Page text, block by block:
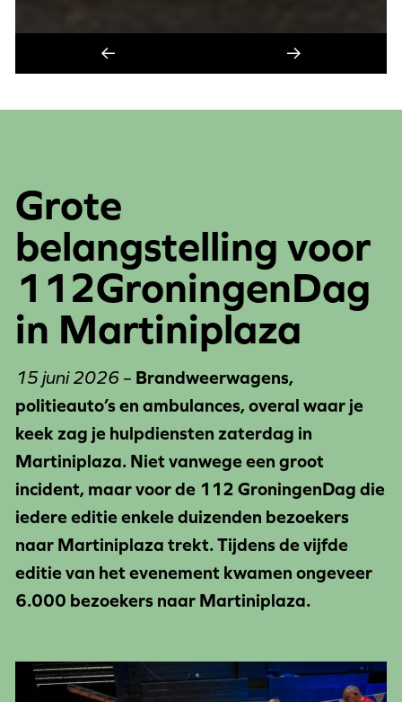
Grote
belangstelling voor
112GroningenDag
in Martiniplaza
15 juni 2026– Brandweerwagens,
politieauto’s en ambulances, overal waar je
keek zag je hulpdiensten zaterdag in
Martiniplaza. Niet vanwege een groot
incident, maar voor de 112 GroningenDag die
iedere editie enkele duizenden bezoekers
naar Martiniplaza trekt. Tijdens de vijfde
editie van het evenement kwamen ongeveer
6.000 bezoekers naar Martiniplaza.